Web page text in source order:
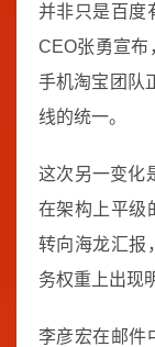
并非只是百度
CEO张勇宣布
手机淘宝团队
线的统一。
这次另一变化
在架构上平级
转向海龙汇报
务权重上出现
李彦宏在邮件